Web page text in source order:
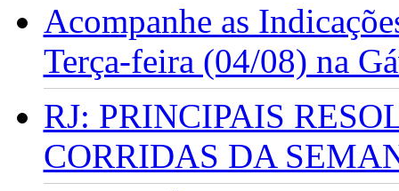
Acompanhe as
Terça-feira (04/08) na
RJ: PRINCIPAIS
CORRIDAS DA